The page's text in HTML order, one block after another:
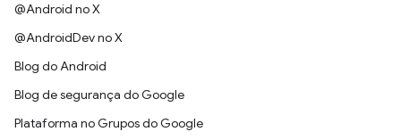
@Android no X
@AndroidDev no X
Blog do Android
Blog de segurança do Google
Plataforma no Grupos do Google